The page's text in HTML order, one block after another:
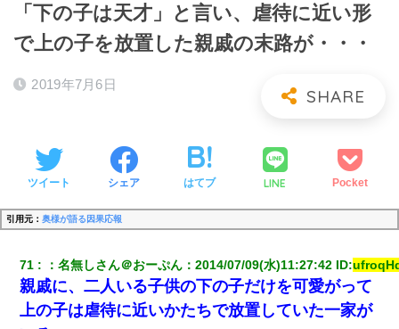
「下の子は天才」と言い、虐待に近い形
で上の子を放置した親戚の末路が・・・
2019年7月6日
ツイート シェア はてブ LINE Pocket
引用元： 奥様が語る因果応報
71 ：名無しさん＠おーぷん ：2014/07/09(水)11:27:42 ID:
親戚に、二人いる子供の下の子だけを可愛がって
上の子は虐待に近いかたちで放置していた一家が